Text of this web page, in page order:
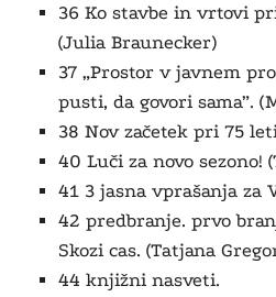
36 Ko stavbe in vrtovi
(Julia Braunecker)
37 „Prostor v javnem
pusti, da govori sama”.
38 Nov začetek pri 75
40 Luči za novo sezono!
41 3 jasna vprašanja za
42 predbranje. prvo
Skozi cas. (Tatjana
44 knjižni nasveti.